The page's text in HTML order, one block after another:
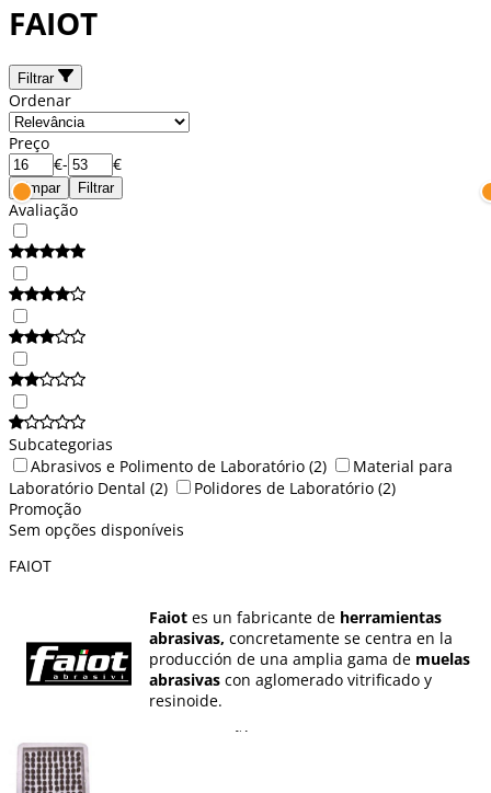
FAIOT
Filtrar
Ordenar
Preço
€- €
Limpar Filtrar
Avaliação
Subcategorias
Abrasivos e Polimento de Laboratório (2)
Material para
Laboratório Dental (2) Polidores de Laboratório (2)
Promoção
Sem opções disponíveis
FAIOT
Faiot es un fabricante de herramientas
abrasivas, concretamente se centra en la
producción de una amplia gama de muelas
abrasivas con aglomerado vitrificado y
resinoide.
Esta compañía se centra en una